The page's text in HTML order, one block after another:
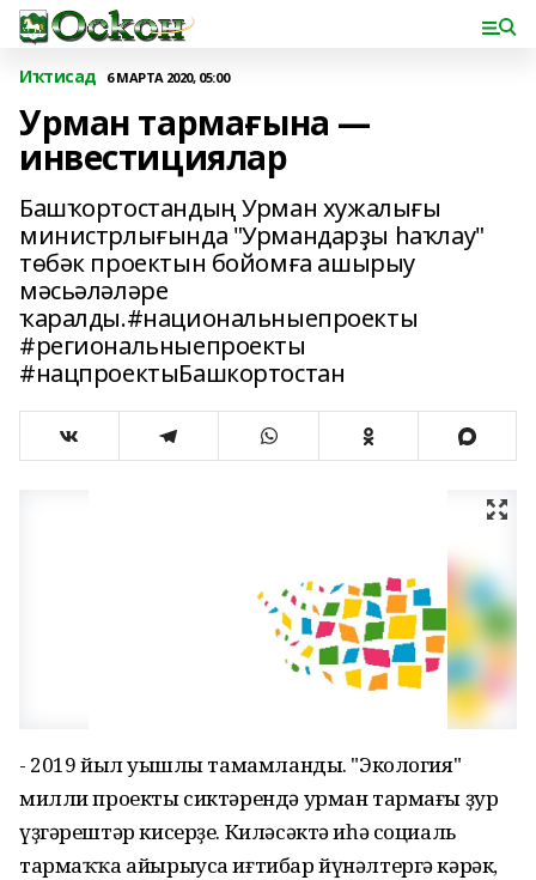
Иҡтисад 6 МАРТА 2020, 05:00
Урман тармағына —
инвестициялар
Башҡортостандың Урман хужалығы
министрлығында "Урмандарҙы һаҡлау"
төбәк проектын бойомға ашырыу
мәсьәләләре
ҡаралды.#национальныепроекты
#региональныепроекты
#нацпроектыБашкортостан
- 2019 йыл уңышлы тамамланды. "Экология"
милли проекты сиктәрендә урман тармағы ҙур
үҙгәрештәр кисерҙе. Киләсәктә иһә социаль
тармаҡҡа айырыуса иғтибар йүнәлтергә кәрәк,